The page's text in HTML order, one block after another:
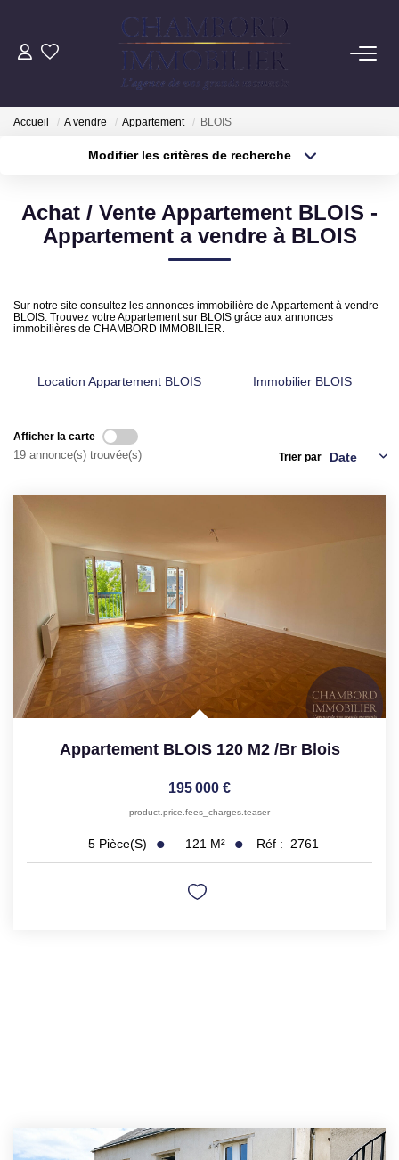
ACHAT
Pré-Estimation
Estimation Par Un Professionnel
GESTION
SYNDIC
Nous Rejoindre
Nos Actualités
Nos Témoignages
Contact
ESPACE CLIENT
Accueil A vendre Appartement BLOIS
Modifier les critères de recherche
Type de bien
Budget max Plus de critères
Achat / Vente Appartement BLOIS -
Appartement a vendre à BLOIS
Sur notre site consultez les annonces immobilière de Appartement à vendre
BLOIS. Trouvez votre Appartement sur BLOIS grâce aux annonces
immobilières de CHAMBORD IMMOBILIER.
Location Appartement BLOIS Immobilier BLOIS
Afficher la carte
19 annonce(s) trouvée(s) Trier par
Appartement BLOIS 120 M2 /br Blois
195 000 €
product.price.fees_charges.teaser
5 Pièce(s) 121 M² Réf : 2761